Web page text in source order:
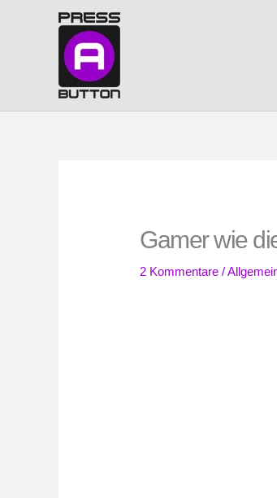
Gamer wie
2 Kommentare /